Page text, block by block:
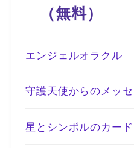
（無料）
エンジェルオラクル
守護天使からのメッ
星とシンボルのカード